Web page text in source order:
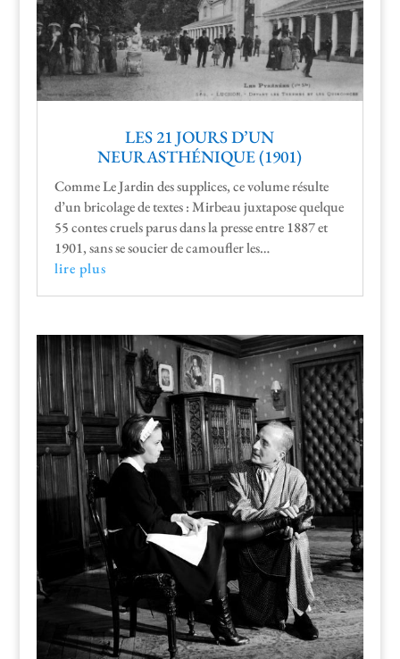
LES 21 JOURS D’UN
NEURASTHÉNIQUE (1901)
Comme Le Jardin des sup­plices, ce vol­ume résulte
d’un brico­lage de textes : Mir­beau jux­ta­pose quelque
55 con­tes cru­els parus dans la presse entre 1887 et
1901, sans se souci­er de cam­ou­fler les…
lire plus